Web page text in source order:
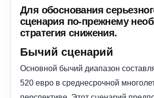
Для обоснования
сценария по-прежнему
стратегия снижения.
Бычий сценарий
Основной бычий диапазон
520 евро в среднесрочной